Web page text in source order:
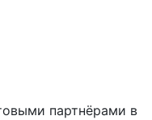
партнёрами в